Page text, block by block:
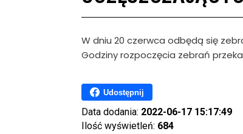
W dniu 20 czerwca odbędą się
Godziny rozpoczęcia zebrań
Udostępnij
Data dodania: 2022-06-17 15:17:49
Ilość wyświetleń: 684